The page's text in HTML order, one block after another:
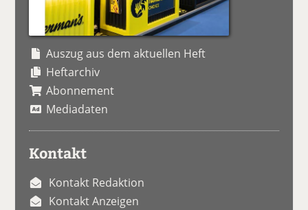
Auszug aus dem aktuellen Heft
Heftarchiv
Abonnement
Mediadaten
Kontakt
Kontakt Redaktion
Kontakt Anzeigen